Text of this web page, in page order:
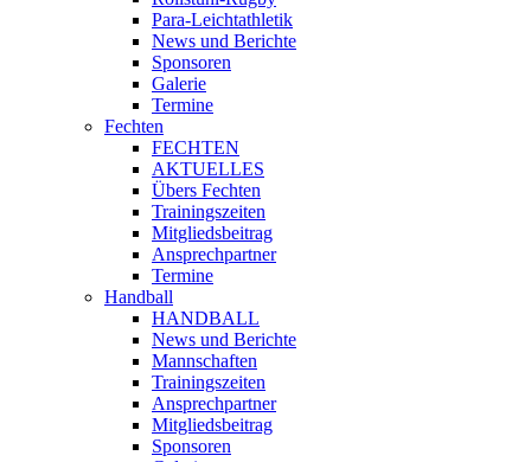
Para-Leichtathletik
News und Berichte
Sponsoren
Galerie
Termine
Fechten
FECHTEN
AKTUELLES
Übers Fechten
Trainingszeiten
Mitgliedsbeitrag
Ansprechpartner
Termine
Handball
HANDBALL
News und Berichte
Mannschaften
Trainingszeiten
Ansprechpartner
Mitgliedsbeitrag
Sponsoren